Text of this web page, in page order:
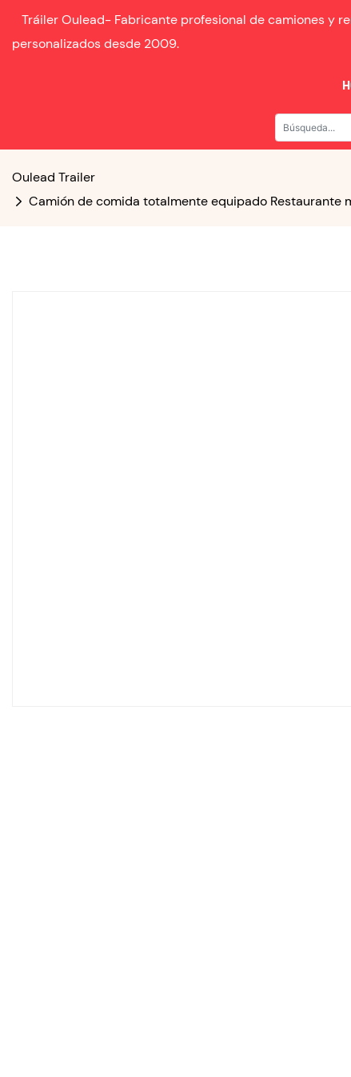
Tráiler Oulead- Fabricante profesional de camiones y
personalizados desde 2009.
Oulead Trailer
Camión de comida totalmente equipado Restaurante